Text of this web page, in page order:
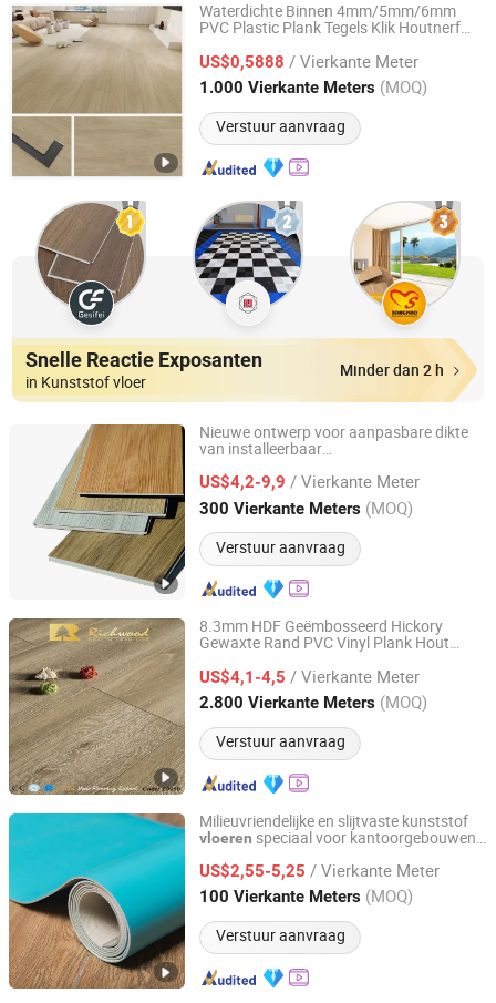
Waterdichte Binnen 4mm/5mm/6mm
PVC Plastic Plank Tegels Klik Houtnerf
PVC/WPC/Lvp/Lvt/Spc/Vinyl Vloer
Vloeren
US$0,5888 / Vierkante Meter
1.000 Vierkante Meters (MOQ)
Verstuur aanvraag
Sunjoy Material Technology Co., Ltd.
Jiangsu, China Sinds 2023
Snelle Reactie Exposanten
in Kunststof vloer
Minder dan 2 h
Nieuwe ontwerp voor aanpasbare dikte
van installeerbaar
vloerverwarming vloer
US$4,2-9,9 / Vierkante Meter
300 Vierkante Meters (MOQ)
Verstuur aanvraag
Sunjoy Material Technology Co., Ltd.
Jiangsu, China Sinds 2023
8.3mm HDF Geëmbosseerd Hickory
Gewaxte Rand PVC Vinyl Plank Hout
US$4,1-4,5 / Vierkante Meter
2.800 Vierkante Meters (MOQ)
Verstuur aanvraag
Changzhou Richwood Decorative Material Co., Ltd.
Jiangsu, China Sinds 2016
Milieuvriendelijke en slijtvaste kunststof
vloeren speciaal voor kantoorgebouwen
US$2,55-5,25 / Vierkante Meter
100 Vierkante Meters (MOQ)
Verstuur aanvraag
Sunjoy Material Technology Co., Ltd.
Jiangsu, China Sinds 2023